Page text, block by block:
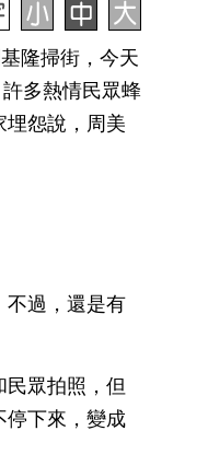
隆掃街，今天
多熱情民眾蜂
埋怨說，周美
不過，還是有
眾拍照，但
停下來，變成